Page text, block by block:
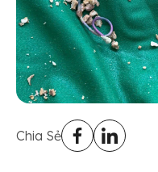
Chia Sẻ